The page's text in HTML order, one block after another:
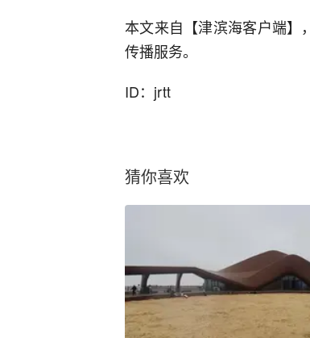
本文来自【津滨海客户端】
传播服务。
ID：jrtt
猜你喜欢